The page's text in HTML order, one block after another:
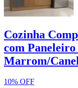
Cozinha
com
Marrom/
10% OFF